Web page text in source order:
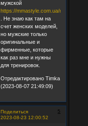
мужской
https://mmastyle.com.ua/ru/catalog/
. Не знаю как там на
счет женских моделей,
но мужские только
оригинальные и
фирменные, которые
как раз мне и нужны
для тренировок.
Отредактировано Timka
(2023-08-07 21:49:09)
Поделиться
5
2023-08-23 12:00:52